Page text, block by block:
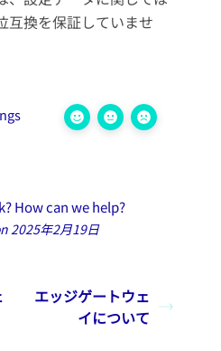
互換を保証していませ
How can we help?
2025年2月19日
エッジゲートウェ
イについて